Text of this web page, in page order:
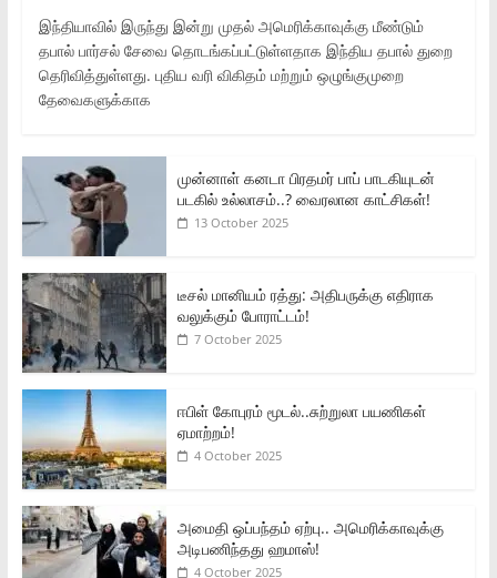
இந்தியாவில் இருந்து இன்று முதல் அமெரிக்காவுக்கு மீண்டும்
தபால் பார்சல் சேவை தொடங்கப்பட்டுள்ளதாக இந்திய தபால் துறை
தெரிவித்துள்ளது. புதிய வரி விகிதம் மற்றும் ஒழுங்குமுறை
தேவைகளுக்காக
முன்னாள் கனடா பிரதமர் பாப் பாடகியுடன்
படகில் உல்லாசம்..? வைரலான காட்சிகள்!
13 October 2025
டீசல் மானியம் ரத்து: அதிபருக்கு எதிராக
வலுக்கும் போராட்டம்!
7 October 2025
ஈபிள் கோபுரம் மூடல்..சுற்றுலா பயணிகள்
ஏமாற்றம்!
4 October 2025
அமைதி ஒப்பந்தம் ஏற்பு.. அமெரிக்காவுக்கு
அடிபணிந்தது ஹமாஸ்!
4 October 2025